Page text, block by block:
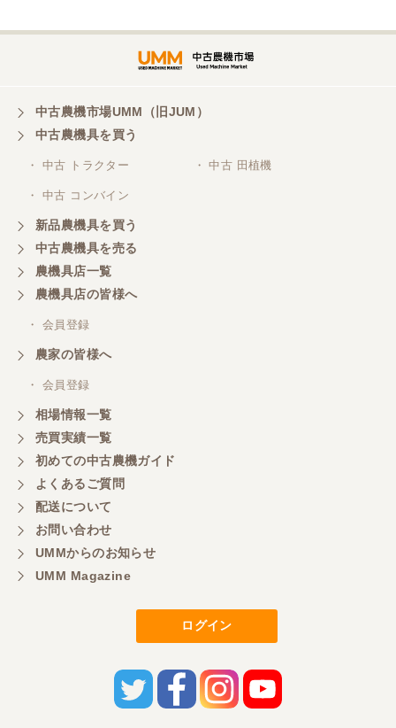
中古農機市場UMM（旧JUM）
中古農機具を買う
・ 中古 トラクター ・ 中古 田植機
・ 中古 コンバイン
新品農機具を買う
中古農機具を売る
農機具店一覧
農機具店の皆様へ
・ 会員登録
農家の皆様へ
・ 会員登録
相場情報一覧
売買実績一覧
初めての中古農機ガイド
よくあるご質問
配送について
お問い合わせ
UMMからのお知らせ
UMM Magazine
ログイン